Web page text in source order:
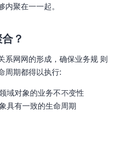
聚在⼀一起。
？
系⽹网的形成，确保业务规 则
周期都得以执⾏:
域对象的业务不不变性
具有一致的生命周期